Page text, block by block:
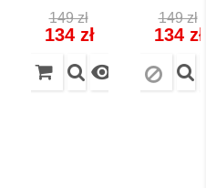
Cena
regularna
149 zł
134 zł

Cena
149 zł
134 zł